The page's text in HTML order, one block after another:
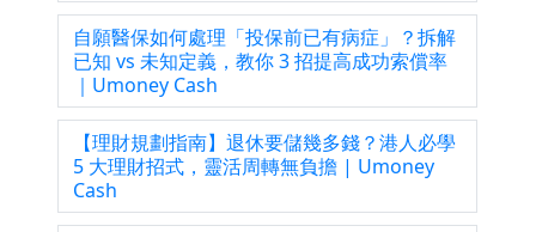
自願醫保如何處理「投保前已有病症」？拆解
已知 vs 未知定義，教你 3 招提高成功索償率
｜Umoney Cash
【理財規劃指南】退休要儲幾多錢？港人必學
5 大理財招式，靈活周轉無負擔 | Umoney
Cash